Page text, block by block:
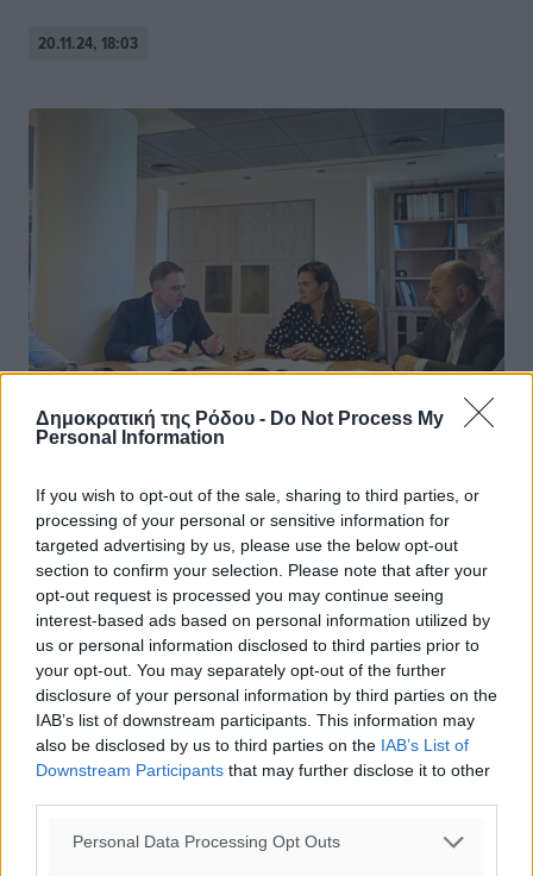
Δημοκρατική της Ρόδου - Do Not Process My
Personal Information
If you wish to opt-out of the sale, sharing to third parties, or
processing of your personal or sensitive information for
targeted advertising by us, please use the below opt-out
section to confirm your selection. Please note that after your
opt-out request is processed you may continue seeing
interest-based ads based on personal information utilized by
us or personal information disclosed to third parties prior to
your opt-out. You may separately opt-out of the further
disclosure of your personal information by third parties on the
IAB’s list of downstream participants. This information may
also be disclosed by us to third parties on the IAB’s List of
Downstream Participants that may further disclose it to other
Personal Data Processing Opt Outs
20.11.24, 18:03
Καινοτόμο σύστημα κατάταξης των
ελληνικών ξενοδοχείων με βάση τα
κριτήρια βιωσιμότητας
Την πρωτοπόρα και καινοτόμα πρόταση, σε παγκόσμιο
επίπεδο, που αποτελεί ταυτόχρονα μια ολιστική
προσέγγιση αντιμετώπισης των σύγχρονων
περιβαλλοντικών προκλήσεων για τα ...
20.11.24, 17:34